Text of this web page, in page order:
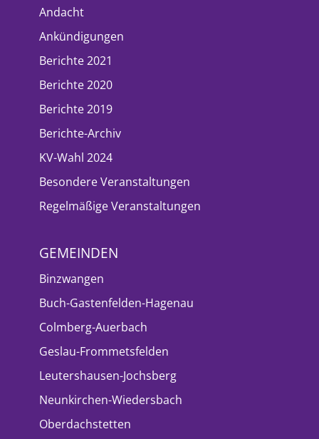
Andacht
Ankündigungen
Berichte 2021
Berichte 2020
Berichte 2019
Berichte-Archiv
KV-Wahl 2024
Besondere Veranstaltungen
Regelmäßige Veranstaltungen
GEMEINDEN
Binzwangen
Buch-Gastenfelden-Hagenau
Colmberg-Auerbach
Geslau-Frommetsfelden
Leutershausen-Jochsberg
Neunkirchen-Wiedersbach
Oberdachstetten